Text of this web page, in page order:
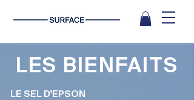
LES BIENFAITS
LE SEL D'EPSON